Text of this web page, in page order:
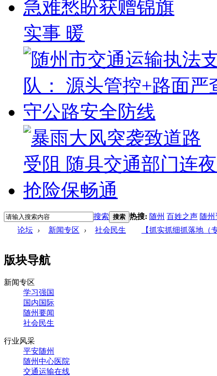
实事 暖
搜索 搜索 热搜: 随州 百姓之声 随
论坛 › 新闻专区 › 社会民生 【抓实抓细抓落地
版块导航
新闻专区
学习强国
国内国际
随州要闻
社会民生
行业风采
平安随州
随州中心医院
交通运输在线